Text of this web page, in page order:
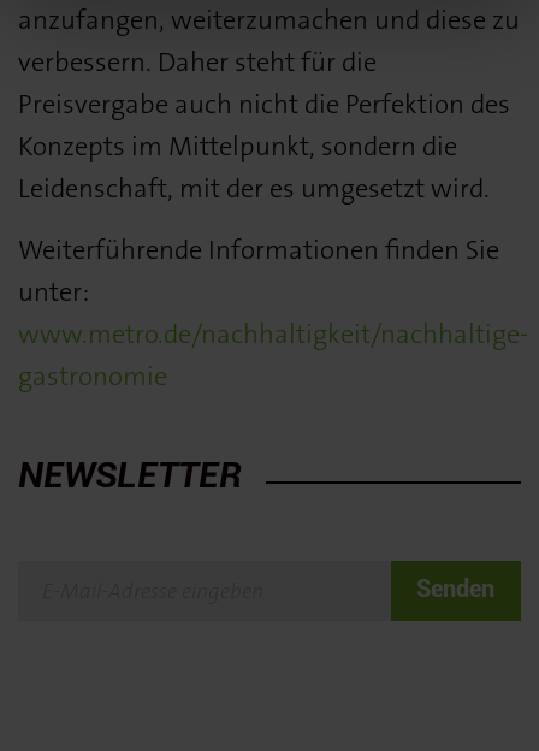
anzufangen, weiterzumachen und diese zu
verbessern. Daher steht für die
Preisvergabe auch nicht die Perfektion des
Konzepts im Mittelpunkt, sondern die
Leidenschaft, mit der es umgesetzt wird.
Weiterführende Informationen finden Sie
unter:
www.metro.de/nachhaltigkeit/nachhaltige-
gastronomie
NEWSLETTER
Senden